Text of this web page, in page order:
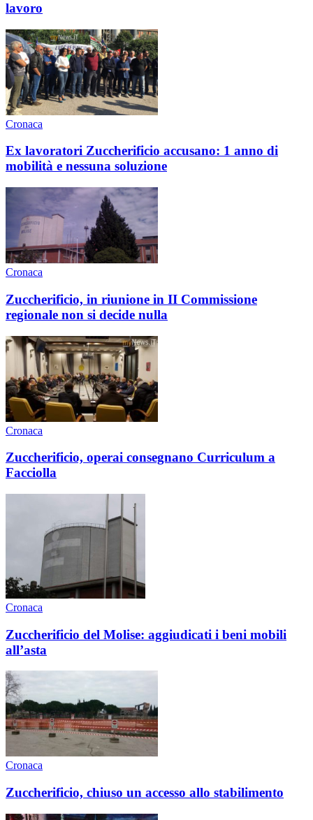
lavoro
Cronaca
Ex lavoratori Zuccherificio accusano: 1 anno di
mobilità e nessuna soluzione
Cronaca
Zuccherificio, in riunione in II Commissione
regionale non si decide nulla
Cronaca
Zuccherificio, operai consegnano Curriculum a
Facciolla
Cronaca
Zuccherificio del Molise: aggiudicati i beni mobili
all’asta
Cronaca
Zuccherificio, chiuso un accesso allo stabilimento